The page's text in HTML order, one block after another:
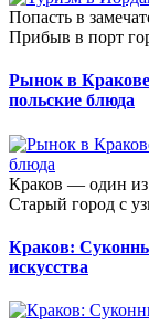
Попасть в
Прибыв в порт
Рынок в
польские блюда
Краков — один
Старый город с
Краков:
искусства